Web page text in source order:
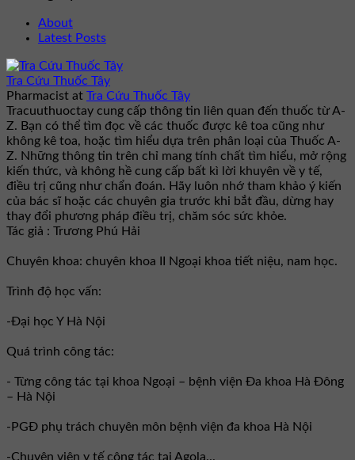
About
Latest Posts
Tra Cứu Thuốc Tây
Pharmacist at Tra Cứu Thuốc Tây
Tracuuthuoctay cung cấp thông tin liên quan đến thuốc từ A-
Z. Bạn có thể tìm đọc về các thuốc được kê toa cũng như
không kê toa, hoặc tìm hiểu dựa trên phân loại của Thuốc A-
Z. Những thông tin trên chỉ mang tính chất tìm hiểu, mở rộng
kiến thức, và không hề cung cấp bất kì lời khuyên về y tế,
điều trị cũng như chẩn đoán. Hãy luôn nhớ tham khảo ý kiến
của bác sĩ hoặc các chuyên gia trước khi bắt đầu, dừng hay
thay đổi phương pháp điều trị, chăm sóc sức khỏe.
Tác giả : Trương Phú Hải
Chuyên khoa: chuyên khoa II Ngoại khoa tiết niệu, nam học.
Trình độ học vấn:
-Đại học Y Hà Nội
Quá trình công tác:
- Từng công tác tại khoa Ngoại – bệnh viện Đa khoa Hà Đông
– Hà Nội
-PGĐ phụ trách chuyên môn bệnh viện đa khoa Hà Nội
-Chuyên viên y tế công tác tại Agola...